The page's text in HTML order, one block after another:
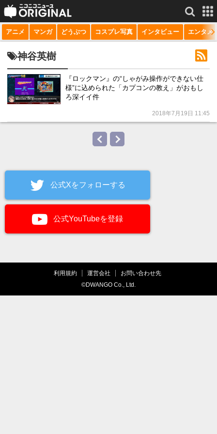
サービス一覧 もっと見る
niconico
動画
生放送
ニコニコQ
アニメ マンガ どうぶつ コスプレ写真 インタビュー エンタメ
神谷英樹
『ロックマン』の“しゃがみ操作ができない仕
様”に込められた「カプコンの教え」がおもし
ろ深イイ件
2018年7月19日 11:45
公式Xをフォローする
公式YouTubeを登録
利用規約 運営会社
お問い合わせ先
©DWANGO Co., Ltd.